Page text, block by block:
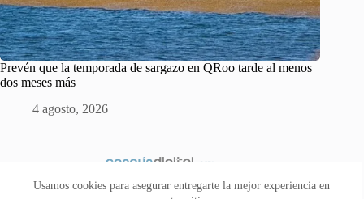
Usamos cookies para asegurar entregarte la mejor experiencia en
Prevén que la temporada de sargazo en QRoo tarde al menos
dos meses más
4 agosto, 2026